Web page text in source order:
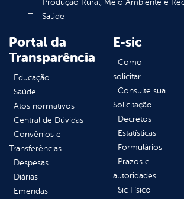
Produção Rural, Meio Ambiente e
Saúde
Portal da
Transparência
Educação
Saúde
Atos normativos
Central de Dúvidas
Convênios e
Transferências
Despesas
Diárias
Emendas
E-sic
Como
solicitar
Consulte sua
Solicitação
Decretos
Estatísticas
Formulários
Prazos e
autoridades
Sic Físico